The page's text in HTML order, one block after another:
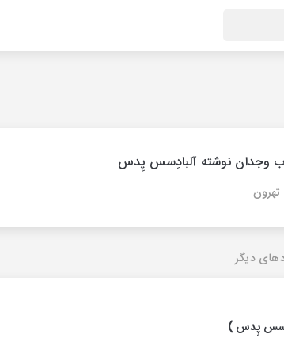
وجدان نوشته آلبادِسس پِدس
تهرون
دیگر
پِدس )